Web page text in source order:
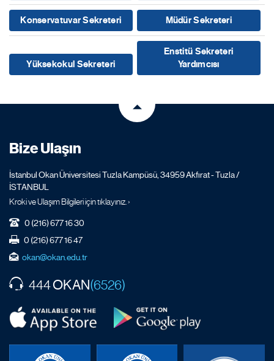
Konservatuvar Sekreteri Müdür Sekreteri
Yüksekokul Sekreteri
Enstitü Sekreteri
Yardımcısı
Bize Ulaşın
İstanbul Okan Üniversitesi Tuzla Kampüsü, 34959 Akfırat - Tuzla /
İSTANBUL
Kroki ve Ulaşım Bilgileri için tıklayınız. ›
0 (216) 677 16 30
0 (216) 677 16 47
okan@okan.edu.tr
444OKAN(6526)